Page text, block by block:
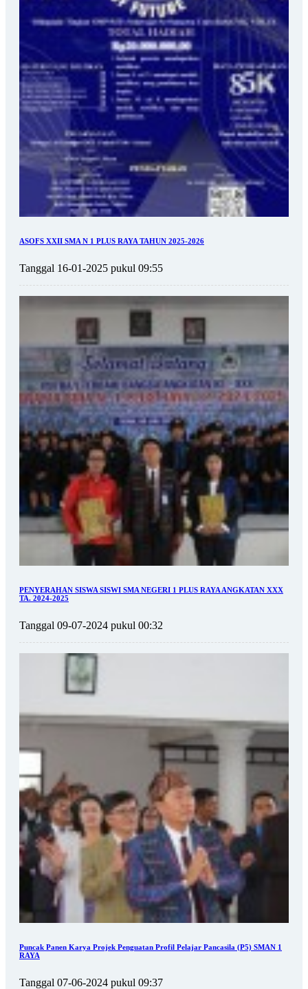
ASOFS XXII SMA N 1 PLUS RAYA TAHUN 2025-2026
Tanggal 16-01-2025 pukul 09:55
PENYERAHAN SISWA SISWI SMA NEGERI 1 PLUS RAYA ANGKATAN XXX
TA. 2024-2025
Tanggal 09-07-2024 pukul 00:32
Puncak Panen Karya Projek Penguatan Profil Pelajar Pancasila (P5) SMAN 1
RAYA
Tanggal 07-06-2024 pukul 09:37